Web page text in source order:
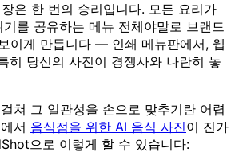
은 한 번의 승리입니다. 모든 요리가
를 공유하는 메뉴 전체야말로 브랜드
이게 만듭니다 — 인쇄 메뉴판에서, 웹
히 당신의 사진이 경쟁사와 나란히 놓
쳐 그 일관성을 손으로 맞추기란 어렵
서 음식점을 위한 AI 음식 사진이 진가
으로 이렇게 할 수 있습니다: